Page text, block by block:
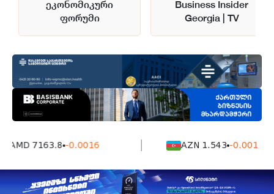
ეკონომიკური
ფორუმი
Business Insider
Georgia | TV
AMD 7163.8 -0.0016 AZN 1.543 -0.001